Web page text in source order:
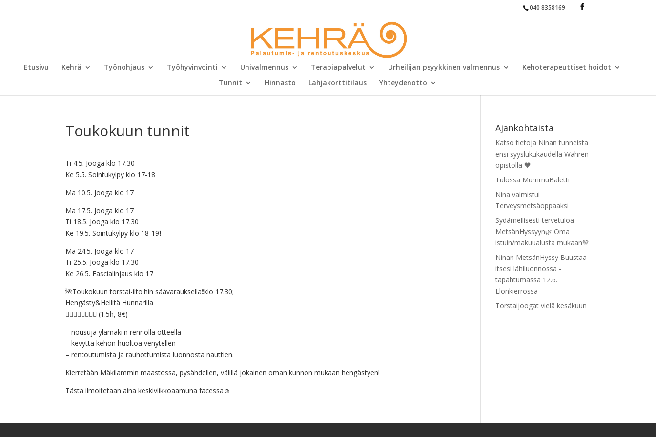
040 8358169
Etusivu Kehrä Työnohjaus Työhyvinvointi Univalmennus Terapiapalvelut Urheilijan psyykkinen valmennus
Kehoterapeuttiset hoidot
Tunnit
Hinnasto Lahjakorttitilaus Yhteydenotto
Toukokuun tunnit
Ti 4.5. Jooga klo 17.30
Ke 5.5. Sointukylpy klo 17-18
Ma 10.5. Jooga klo 17
Ma 17.5. Jooga klo 17
Ti 18.5. Jooga klo 17.30
Ke 19.5. Sointukylpy klo 18-19❗
Ma 24.5. Jooga klo 17
Ti 25.5. Jooga klo 17.30
Ke 26.5. Fascialinjaus klo 17
🌺Toukokuun torstai-iltoihin säävarauksella❗klo 17.30;
Hengästy&Hellitä Hunnarilla
🏃‍♀️🚶‍♀️🤸‍♀️🧘‍♀️ (1.5h, 8€)
– nousuja ylämäkiin rennolla otteella
– kevyttä kehon huoltoa venytellen
– rentoutumista ja rauhottumista luonnosta nauttien.
Kierretään Mäkilammin maastossa, pysähdellen, välillä jokainen oman kunnon mukaan hengästyen!
Tästä ilmoitetaan aina keskiviikkoaamuna facessa ☺️
Ajankohtaista
Katso tietoja Ninan tunneista
ensi syyslukukaudella Wahren
opistolla 🧡
Tulossa MummuBaletti
Nina valmistui
Terveysmetsäoppaaksi
Sydämellisesti tervetuloa
MetsänHyssyyn🌿 Oma
istuin/makuualusta mukaan💚
Ninan MetsänHyssy Buustaa
itsesi lähiluonnossa -
tapahtumassa 12.6.
Elonkierrossa
Torstaijoogat vielä kesäkuun